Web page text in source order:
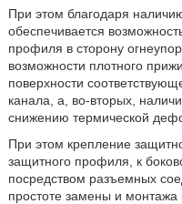
При этом благодаря
обеспечивается
профиля в сторону
возможности плотного
поверхности
канала, а, во-вторых,
снижению термической
При этом крепление
защитного профиля, к
посредством разъемных
простоте замены и монтажа